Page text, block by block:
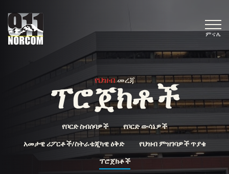
ምናሌ
የህዝብመረጃ
ፕሮጀክቶች
የቦርድ ስብሰባዎች የቦርድ ውሳኔዎች
አመታዊ ሪፖርቶች/ስትራቴጂካዊ ዕቅድ የህዝብ ምዝገባዎች ጥያቄ
ፕሮጀክቶች